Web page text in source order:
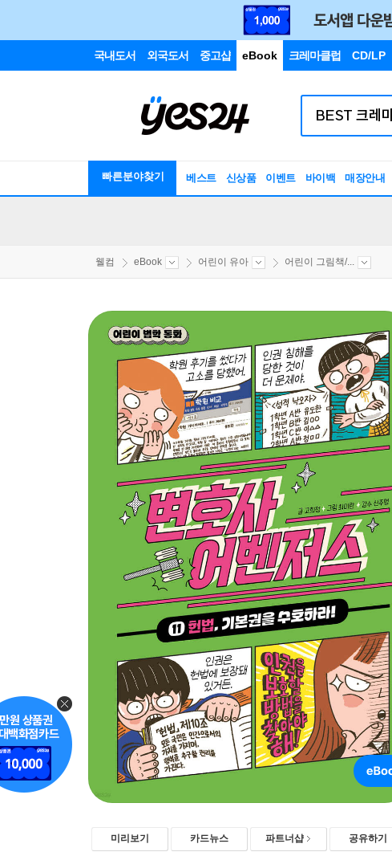
국내도서 외국도서 중고샵 eBook 크레마클럽 CD/LP
빠른분야찾기 베스트 신상품 이벤트 바이백 매장안내
웰컴 eBook 어린이 유아 어린이 그림책/...
미리보기 카드뉴스 파트너샵 공유하기